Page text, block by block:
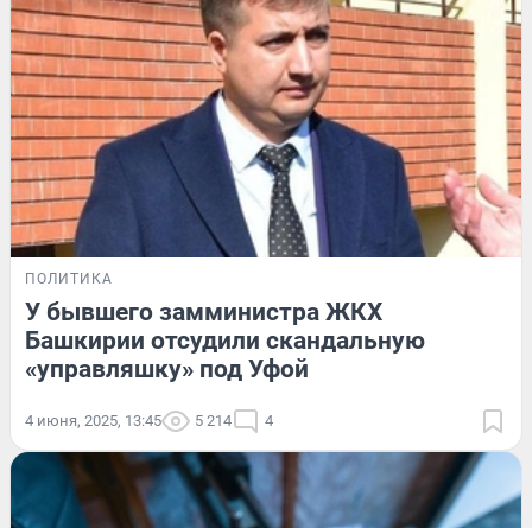
ПОЛИТИКА
У бывшего замминистра ЖКХ
Башкирии отсудили скандальную
«управляшку» под Уфой
4 июня, 2025, 13:45 5 214 4